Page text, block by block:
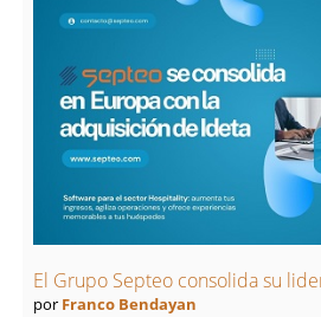
El Grupo Septeo consolida su
por Franco Bendayan